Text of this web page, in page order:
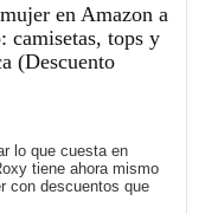
en Amazon a
camisetas, tops y
(Descuento
lo que cuesta en
tiene ahora mismo
con descuentos que